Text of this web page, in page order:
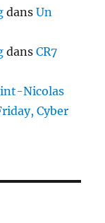
dansUn
dansCR7
Nicolas
Cyber